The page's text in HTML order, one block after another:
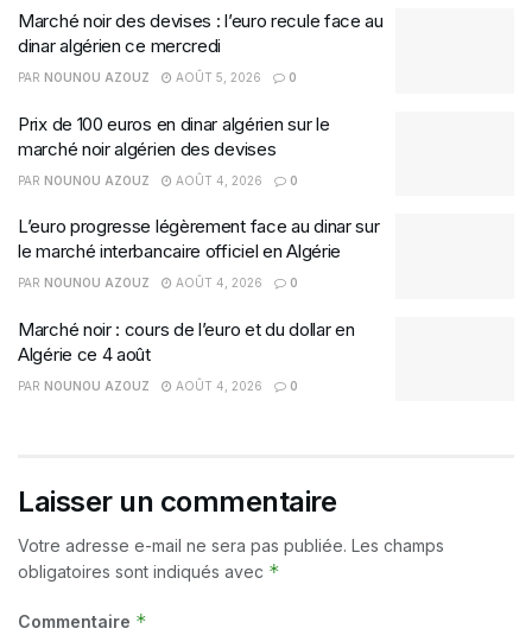
Marché noir des devises : l’euro recule face au
dinar algérien ce mercredi
PAR NOUNOU AZOUZ AOÛT 5, 2026 0
Prix de 100 euros en dinar algérien sur le
marché noir algérien des devises
PAR NOUNOU AZOUZ AOÛT 4, 2026 0
L’euro progresse légèrement face au dinar sur
le marché interbancaire officiel en Algérie
PAR NOUNOU AZOUZ AOÛT 4, 2026 0
Marché noir : cours de l’euro et du dollar en
Algérie ce 4 août
PAR NOUNOU AZOUZ AOÛT 4, 2026 0
Laisser un commentaire
Votre adresse e-mail ne sera pas publiée. Les champs
obligatoires sont indiqués avec *
Commentaire *